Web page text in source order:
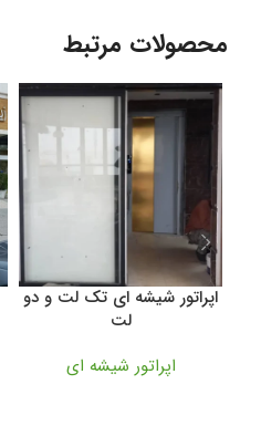
محصولات مرتبط
اپراتور شیشه ای تک لت و دو
لت
اپراتور شیشه ای